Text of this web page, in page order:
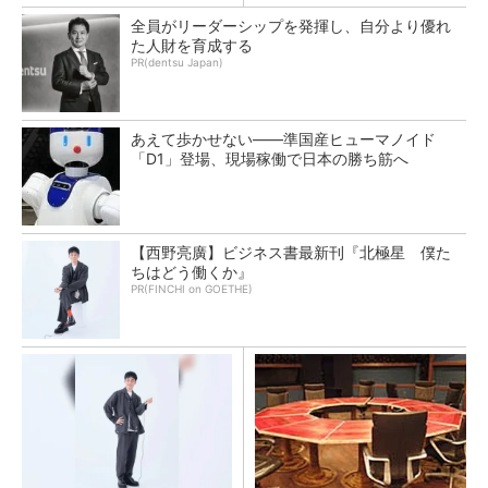
全員がリーダーシップを発揮し、自分より優れ
た人財を育成する
PR(dentsu Japan)
あえて歩かせない――準国産ヒューマノイド
「D1」登場、現場稼働で日本の勝ち筋へ
【西野亮廣】ビジネス書最新刊『北極星 僕た
ちはどう働くか』
PR(FINCHI on GOETHE)